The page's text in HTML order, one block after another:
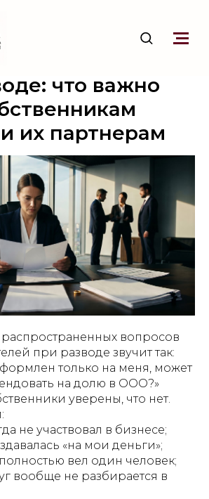
что важно
их партнерам
вопросов
при разводе звучит так:
только на меня, может
на долю в ООО?»
уверены, что нет.
не участвовал в бизнесе;
«на мои деньги»;
вел один человек;
вообще не разбирается в